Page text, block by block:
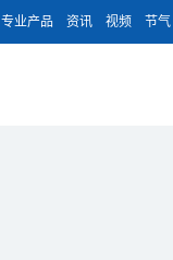
专业产品 资讯 视频 节气